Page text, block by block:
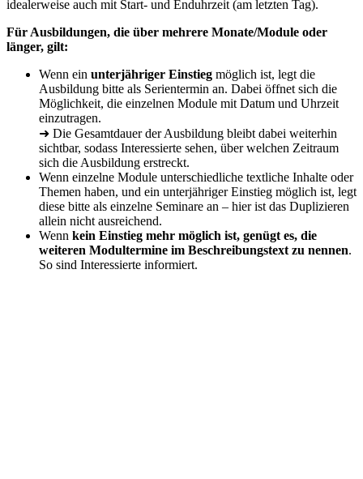
idealerweise auch mit Start- und Enduhrzeit (am letzten Tag).
Für Ausbildungen, die über mehrere Monate/Module oder
länger, gilt:
Wenn ein unterjähriger Einstieg möglich ist, legt die
Ausbildung bitte als Serientermin an. Dabei öffnet sich die
Möglichkeit, die einzelnen Module mit Datum und Uhrzeit
einzutragen.
➜ Die Gesamtdauer der Ausbildung bleibt dabei weiterhin
sichtbar, sodass Interessierte sehen, über welchen Zeitraum
sich die Ausbildung erstreckt.
Wenn einzelne Module unterschiedliche textliche Inhalte oder
Themen haben, und ein unterjähriger Einstieg möglich ist, legt
diese bitte als einzelne Seminare an – hier ist das Duplizieren
allein nicht ausreichend.
Wenn kein Einstieg mehr möglich ist, genügt es, die
weiteren Modultermine im Beschreibungstext zu nennen.
So sind Interessierte informiert.